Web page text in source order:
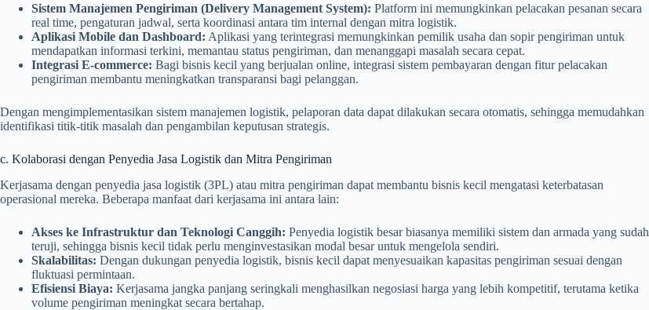
Sistem Manajemen Pengiriman (Delivery Management System): Platform ini memungkinkan pelacakan pesanan secara
real time, pengaturan jadwal, serta koordinasi antara tim internal dengan mitra logistik.
Aplikasi Mobile dan Dashboard: Aplikasi yang terintegrasi memungkinkan pemilik usaha dan sopir pengiriman untuk
mendapatkan informasi terkini, memantau status pengiriman, dan menanggapi masalah secara cepat.
Integrasi E-commerce: Bagi bisnis kecil yang berjualan online, integrasi sistem pembayaran dengan fitur pelacakan
pengiriman membantu meningkatkan transparansi bagi pelanggan.
Dengan mengimplementasikan sistem manajemen logistik, pelaporan data dapat dilakukan secara otomatis, sehingga memudahkan
identifikasi titik-titik masalah dan pengambilan keputusan strategis.
c. Kolaborasi dengan Penyedia Jasa Logistik dan Mitra Pengiriman
Kerjasama dengan penyedia jasa logistik (3PL) atau mitra pengiriman dapat membantu bisnis kecil mengatasi keterbatasan
operasional mereka. Beberapa manfaat dari kerjasama ini antara lain:
Akses ke Infrastruktur dan Teknologi Canggih: Penyedia logistik besar biasanya memiliki sistem dan armada yang sudah
teruji, sehingga bisnis kecil tidak perlu menginvestasikan modal besar untuk mengelola sendiri.
Skalabilitas: Dengan dukungan penyedia logistik, bisnis kecil dapat menyesuaikan kapasitas pengiriman sesuai dengan
fluktuasi permintaan.
Efisiensi Biaya: Kerjasama jangka panjang seringkali menghasilkan negosiasi harga yang lebih kompetitif, terutama ketika
volume pengiriman meningkat secara bertahap.